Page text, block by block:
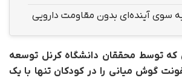
سوی آینده‌ای بدون مقاومت دارویی
توسط محققان دانشگاه کرنل توسعه
گوش میانی را در کودکان تنها با یک